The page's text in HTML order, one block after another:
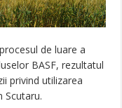
de luare a
BASF, rezultatul
privind utilizarea
Scutaru.